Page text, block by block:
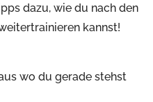
dazu, wie du nach den
kannst!
wo du gerade stehst